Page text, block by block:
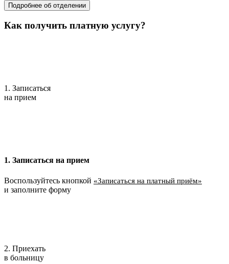
Подробнее об отделении
Как получить платную услугу?
1. Записаться
на прием
1. Записаться на прием
Воспользуйтесь кнопкой «Записаться на платный приём»
и заполните форму
2. Приехать
в больницу